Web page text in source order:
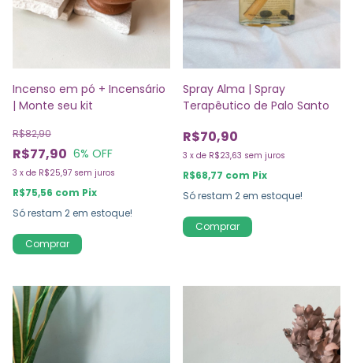
Incenso em pó + Incensário
| Monte seu kit
R$77,90
R$82,90
6% OFF
3 x de R$25,97 sem juros
R$75,56 com Pix
Só restam 2 em estoque!
Comprar
Spray Alma | Spray
Terapêutico de Palo Santo
R$70,90
3 x de R$23,63 sem juros
R$68,77 com Pix
Só restam 2 em estoque!